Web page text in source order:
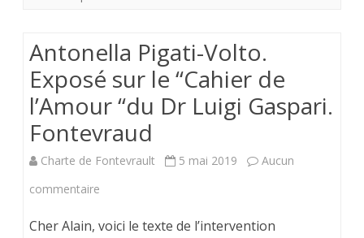
Antonella Pigati-Volto.
Exposé sur le “Cahier de
l’Amour “du Dr Luigi Gaspari.
Fontevraud
Charte de Fontevrault 5 mai 2019
Aucun
commentaire
Cher Alain, voici le texte de l’intervention